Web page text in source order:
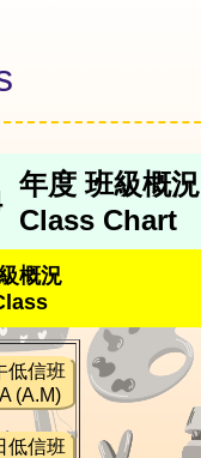
年度 班級概況
Class Chart
概況
低信班
(A.M)
低信班